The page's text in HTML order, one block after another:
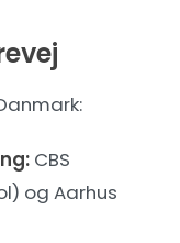
CBS
og Aarhus